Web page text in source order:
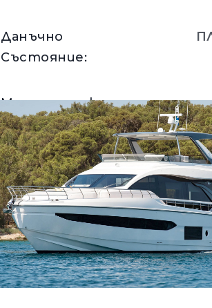
Данъчно
Състояние:
Местоположение:
Вижте Детайли
PRIVACY POLICY
MODERN SLAVERY
STATEMENT
TERMS & CONDITIONS
COOKIE POLICY
RECRUITMENT
Published Tax Strategy